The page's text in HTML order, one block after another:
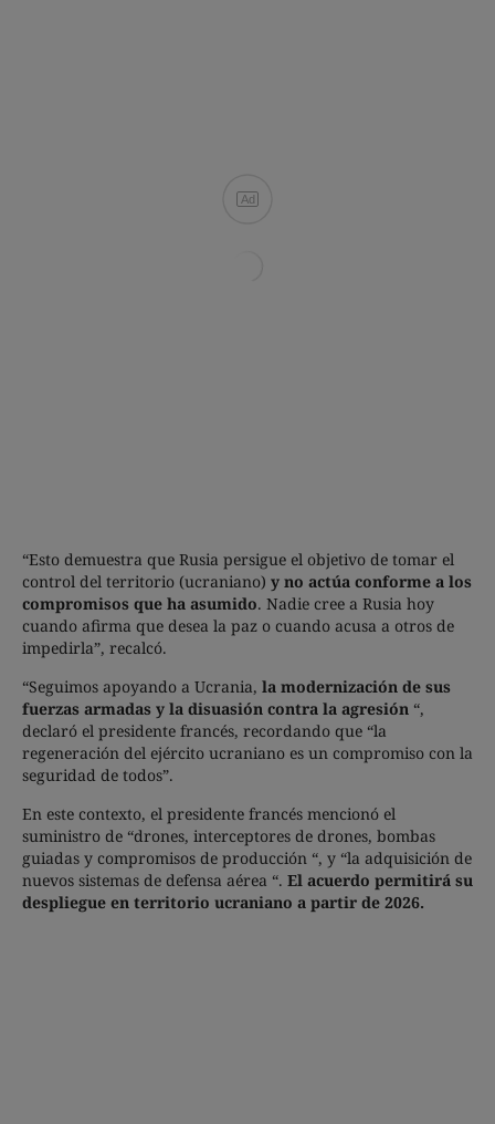
Ad
“Esto demuestra que Rusia persigue el objetivo de tomar el
control del territorio (ucraniano) y no actúa conforme a los
compromisos que ha asumido. Nadie cree a Rusia hoy
cuando afirma que desea la paz o cuando acusa a otros de
impedirla”, recalcó.
“Seguimos apoyando a Ucrania, la modernización de sus
fuerzas armadas y la disuasión contra la agresión “,
declaró el presidente francés, recordando que “la
regeneración del ejército ucraniano es un compromiso con la
seguridad de todos”.
En este contexto, el presidente francés mencionó el
suministro de “drones, interceptores de drones, bombas
guiadas y compromisos de producción “, y “la adquisición de
nuevos sistemas de defensa aérea “. El acuerdo permitirá su
despliegue en territorio ucraniano a partir de 2026.